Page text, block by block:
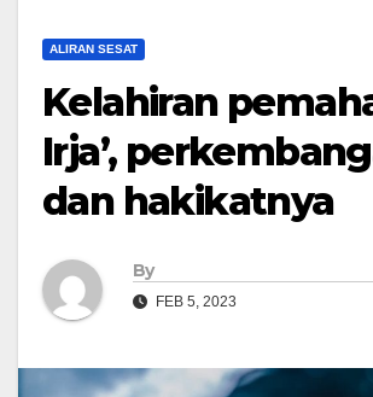
ALIRAN SESAT
Kelahiran
Irja’,
dan hakikatnya
By
FEB 5, 2023